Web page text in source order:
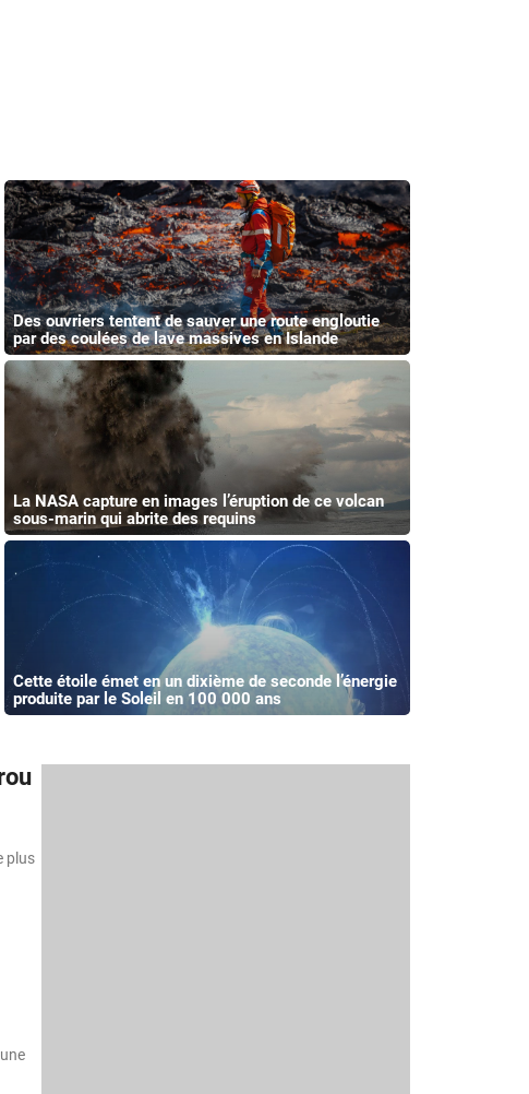
Des ouvriers tentent de sauver une route engloutie
par des coulées de lave massives en Islande
La NASA capture en images l’éruption de ce volcan
sous-marin qui abrite des requins
Cette étoile émet en un dixième de seconde l’énergie
produite par le Soleil en 100 000 ans
plus